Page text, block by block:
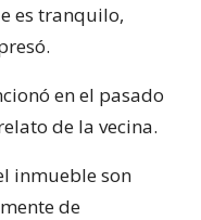
es tranquilo,
en el pasado
de la vecina.
inmueble son
de